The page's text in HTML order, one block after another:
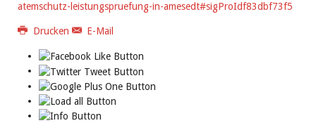
atemschutz-leistungspruefung-in-amesedt#sigProIdf83dbf73f5
Drucken E-Mail